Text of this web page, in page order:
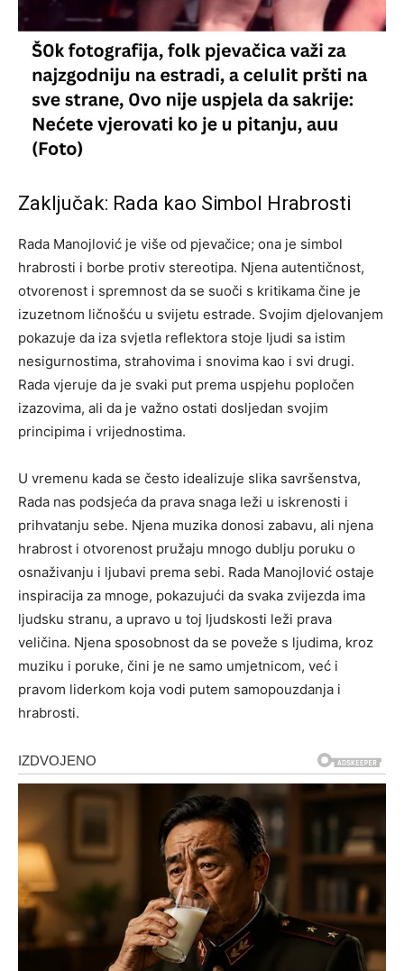
Zaključak: Rada kao Simbol Hrabrosti
Rada Manojlović je više od pjevačice; ona je simbol
hrabrosti i borbe protiv stereotipa. Njena autentičnost,
otvorenost i spremnost da se suoči s kritikama čine je
izuzetnom ličnošću u svijetu estrade. Svojim djelovanjem
pokazuje da iza svjetla reflektora stoje ljudi sa istim
nesigurnostima, strahovima i snovima kao i svi drugi.
Rada vjeruje da je svaki put prema uspjehu popločen
izazovima, ali da je važno ostati dosljedan svojim
principima i vrijednostima.
U vremenu kada se često idealizuje slika savršenstva,
Rada nas podsjeća da prava snaga leži u iskrenosti i
prihvatanju sebe. Njena muzika donosi zabavu, ali njena
hrabrost i otvorenost pružaju mnogo dublju poruku o
osnaživanju i ljubavi prema sebi. Rada Manojlović ostaje
inspiracija za mnoge, pokazujući da svaka zvijezda ima
ljudsku stranu, a upravo u toj ljudskosti leži prava
veličina. Njena sposobnost da se poveže s ljudima, kroz
muziku i poruke, čini je ne samo umjetnicom, već i
pravom liderkom koja vodi putem samopouzdanja i
hrabrosti.